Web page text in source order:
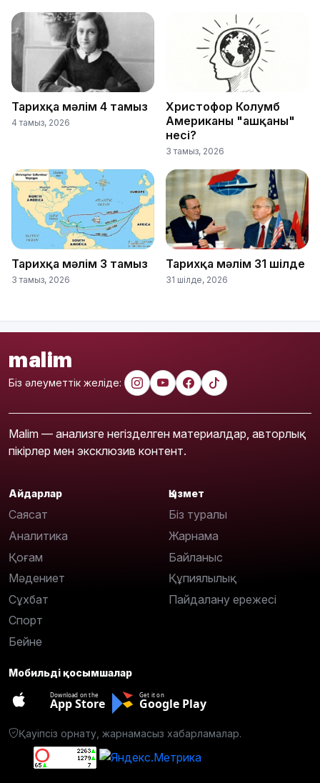
Тарихқа мәлім 4 тамыз
4 тамыз, 2026
Христофор Колумб
Американы "ашқаны"
несі?
3 тамыз, 2026
Тарихқа мәлім 3 тамыз
3 тамыз, 2026
Тарихқа мәлім 31 шілде
31 шілде, 2026
malim
Біз әлеуметтік желіде:
Malim — анализге негізделген материалдар, авторлық
пікірлер мен эксклюзив контент.
Айдарлар
Саясат
Аналитика
Қоғам
Мәдениет
Сұхбат
Спорт
Бейне
Қызмет
Біз туралы
Жарнама
Байланыс
Құпиялылық
Пайдалану ережесі
Мобильді қосымшалар
Download on the
App Store
Get it on
Google Play
Қауіпсіз орнату, жарнамасыз хабарламалар.